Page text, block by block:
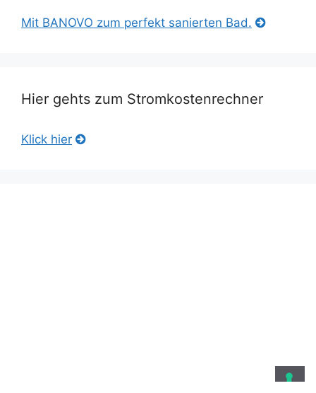
Mit BANOVO zum perfekt sanierten Bad.
Hier gehts zum Stromkostenrechner
Klick hier